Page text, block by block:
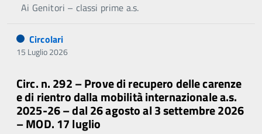
Ai Genitori – classi prime a.s.
Circolari
15 Luglio 2026
Circ. n. 292 – Prove di recupero delle carenze
e di rientro dalla mobilità internazionale a.s.
2025-26 – dal 26 agosto al 3 settembre 2026
– MOD. 17 luglio